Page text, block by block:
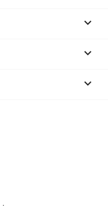


